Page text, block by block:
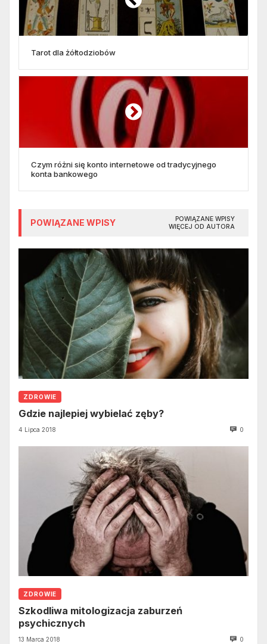
Tarot dla żółtodziobów
Czym różni się konto internetowe od tradycyjnego
konta bankowego
POWIĄZANE WPISY
POWIĄZANE WPISY
WIĘCEJ OD AUTORA
ZDROWIE
Gdzie najlepiej wybielać zęby?
4 Lipca 2018 0
ZDROWIE
Szkodliwa mitologizacja zaburzeń
psychicznych
13 Marca 2018 0